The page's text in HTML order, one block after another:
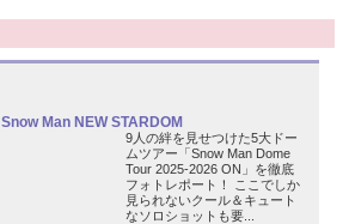
Snow Man NEW STARDOM
9人の絆を見せつけた5大ドー
ムツアー「Snow Man Dome
Tour 2025-2026 ON」を徹底
フォトレポート！ ここでしか
見られないクール＆キュート
なソロショットも要...